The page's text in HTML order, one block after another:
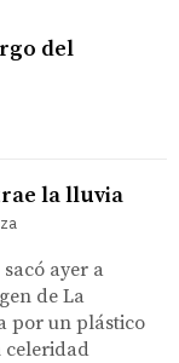
del
la lluvia
ayer a
de La
por un plástico
celeridad